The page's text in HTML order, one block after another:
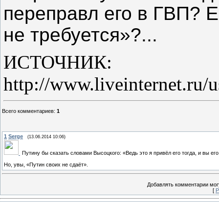
переправл его в ГВП?
не требуется»?...
ИСТОЧНИК:
http://www.liveinternet.ru/
Всего комментариев: 1
1 Serge (13.06.2014 10:06)
Путину бы сказать словами Высоцкого: «Ведь это я привёл его тогда, и вы
Но, увы, «Путин своих не сдаёт».
Добавлять комментарии
[